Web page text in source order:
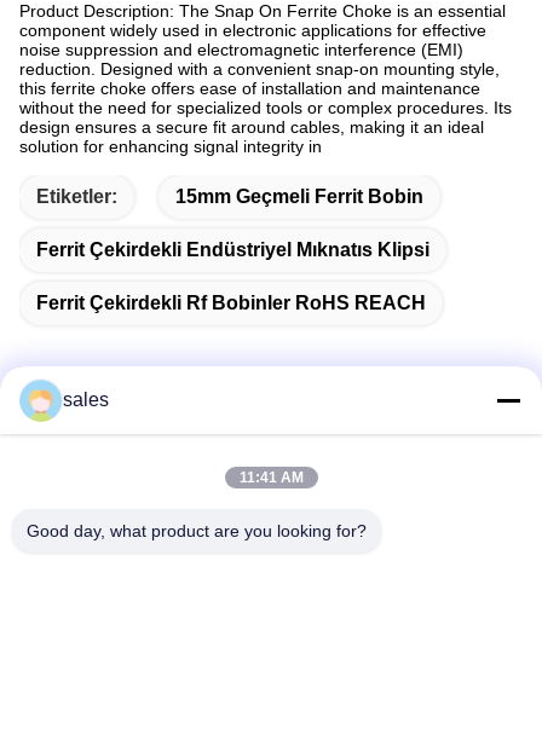
Product Description: The Snap On Ferrite Choke is an essential
component widely used in electronic applications for effective
noise suppression and electromagnetic interference (EMI)
reduction. Designed with a convenient snap-on mounting style,
this ferrite choke offers ease of installation and maintenance
without the need for specialized tools or complex procedures. Its
design ensures a secure fit around cables, making it an ideal
solution for enhancing signal integrity in
Etiketler: 15mm Geçmeli Ferrit Bobin
Ferrit Çekirdekli Endüstriyel Mıknatıs Klipsi
Ferrit Çekirdekli Rf Bobinler RoHS REACH
1301 No'lu Oda, B Blok, Rongchao Yeni Zamanlar Plaza,
sales
11:41 AM
Good day, what product are you looking for?